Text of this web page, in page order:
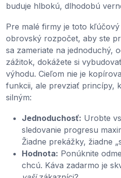
buduje hlbokú, dlhodobú
Pre malé firmy je toto
obrovský rozpočet, aby ste
sa zameriate na jednoduchý,
zážitok, dokážete si
výhodu. Cieľom nie je
funkcii, ale prevziať princípy,
silným:
Jednoduchosť: Urobte
sledovanie progresu
Žiadne prekážky, žiadne
Hodnota: Ponúknite
chcú. Káva zadarmo je